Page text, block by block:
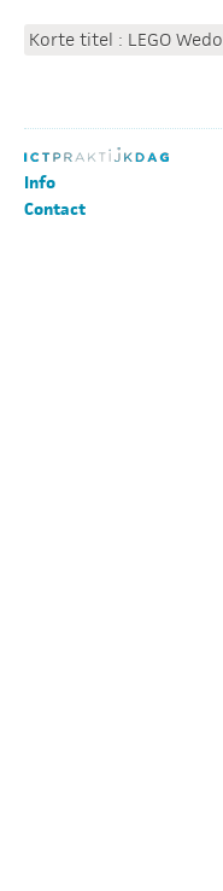
Korte titel : LEGO Wedo
Info
Contact